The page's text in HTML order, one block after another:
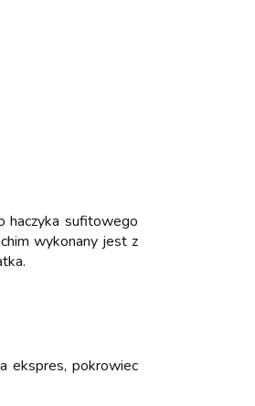
haczyka sufitowego
wykonany jest z
ekspres, pokrowiec